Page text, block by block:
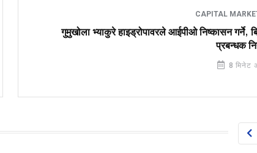
CAPITAL
गुमुखोला भ्याकुरे हाइड्रोपावरले आईपीओ निष्कासन गर्ने,
प्रबन्धक
8 मिनेट